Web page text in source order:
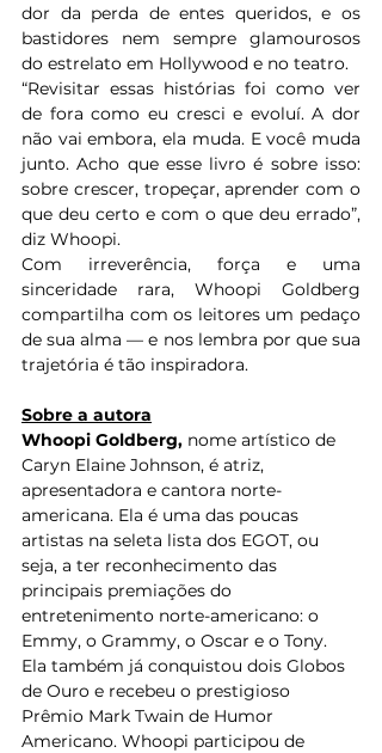
dor da perda de entes queridos, e os
bastidores nem sempre glamourosos
do estrelato em Hollywood e no teatro.
“Revisitar essas histórias foi como ver
de fora como eu cresci e evoluí. A dor
não vai embora, ela muda. E você muda
junto. Acho que esse livro é sobre isso:
sobre crescer, tropeçar, aprender com o
que deu certo e com o que deu errado”,
diz Whoopi.
Com irreverência, força e uma
sinceridade rara, Whoopi Goldberg
compartilha com os leitores um pedaço
de sua alma — e nos lembra por que sua
trajetória é tão inspiradora.
Sobre a autora
Whoopi Goldberg, nome artístico de
Caryn Elaine Johnson, é atriz,
apresentadora e cantora norte-
americana. Ela é uma das poucas
artistas na seleta lista dos EGOT, ou
seja, a ter reconhecimento das
principais premiações do
entretenimento norte-americano: o
Emmy, o Grammy, o Oscar e o Tony.
Ela também já conquistou dois Globos
de Ouro e recebeu o prestigioso
Prêmio Mark Twain de Humor
Americano. Whoopi participou de